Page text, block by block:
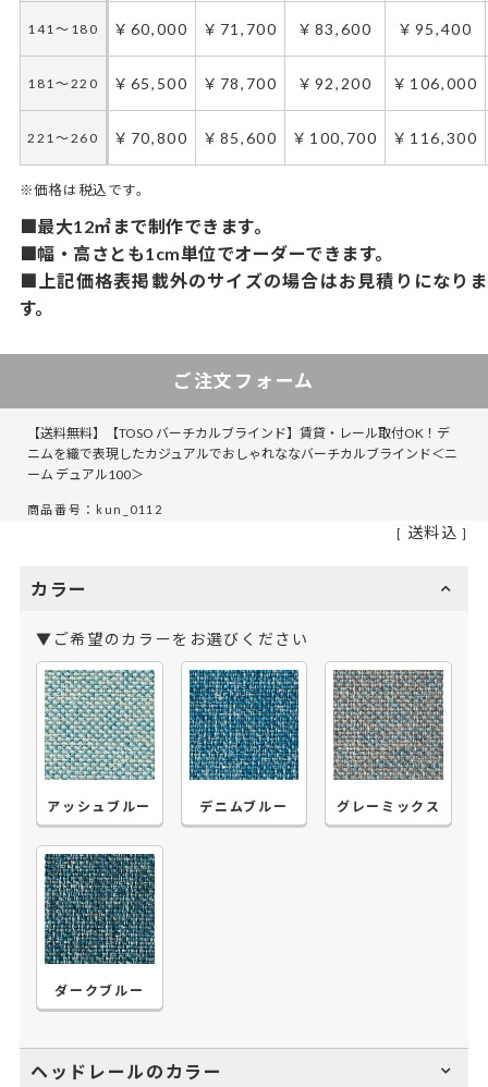
141～180 ￥60,000 ￥71,700 ￥83,600 ￥95,400
181～220 ￥65,500 ￥78,700 ￥92,200 ￥106,000
221～260 ￥70,800 ￥85,600 ￥100,700 ￥116,300
※価格は税込です。
■最大12㎡まで制作できます。
■幅・高さとも1cm単位でオーダーできます。
■上記価格表掲載外のサイズの場合はお見積りになりま
す。
ご注文フォーム
【送料無料】【TOSO バーチカルブラインド】賃貸・レール取付OK！デ
ニムを織で表現したカジュアルでおしゃれななバーチカルブラインド＜ニ
ーム デュアル100＞
商品番号：kun_0112
送料込
カラー
▼ご希望のカラーをお選びください
アッシュブルー デニムブルー グレーミックス
ダークブルー
ヘッドレールのカラー